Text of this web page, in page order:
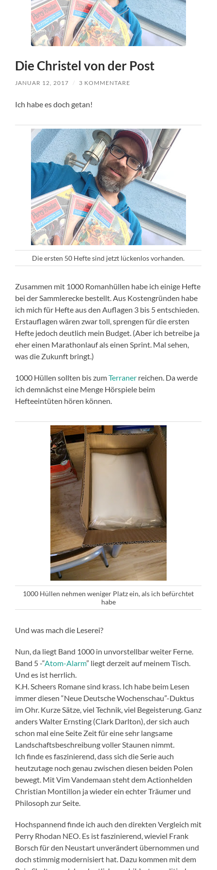
Die Christel von der Post
JANUAR 12, 2017 / 3 KOMMENTARE
Ich habe es doch getan!
Die ersten 50 Hefte sind jetzt lückenlos vorhanden.
Zusammen mit 1000 Romanhüllen habe ich einige Hefte
bei der Sammlerecke bestellt. Aus Kostengründen habe
ich mich für Hefte aus den Auflagen 3 bis 5 entschieden.
Erstauflagen wären zwar toll, sprengen für die ersten
Hefte jedoch deutlich mein Budget. (Aber ich betreibe ja
eher einen Marathonlauf als einen Sprint. Mal sehen,
was die Zukunft bringt.)
1000 Hüllen sollten bis zumTerraner reichen. Da werde
ich demnächst eine Menge Hörspiele beim
Hefteeintüten hören können.
1000 Hüllen nehmen weniger Platz ein, als ich befürchtet
habe
Und was mach die Leserei?
Nun, da liegt Band 1000 in unvorstellbar weiter Ferne.
Band 5 -“Atom-Alarm” liegt derzeit auf meinem Tisch.
Und es ist herrlich.
K.H. Scheers Romane sind krass. Ich habe beim Lesen
immer diesen “Neue Deutsche Wochenschau”-Duktus
im Ohr. Kurze Sätze, viel Technik, viel Begeisterung. Ganz
anders Walter Ernsting (Clark Darlton), der sich auch
schon mal eine Seite Zeit für eine sehr langsame
Landschaftsbeschreibung voller Staunen nimmt.
Ich finde es faszinierend, dass sich die Serie auch
heutzutage noch genau zwischen diesen beiden Polen
bewegt. Mit Vim Vandemaan steht dem Actionhelden
Christian Montillon ja wieder ein echter Träumer und
Philosoph zur Seite.
Hochspannend finde ich auch den direkten Vergleich mit
Perry Rhodan NEO. Es ist faszinierend, wieviel Frank
Borsch für den Neustart unverändert übernommen und
doch stimmig modernisiert hat. Dazu kommen mit dem